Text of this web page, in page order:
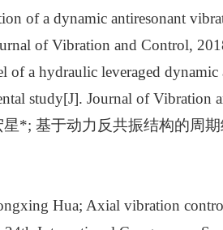
of a dynamic antiresonant
of Vibration and Control,
of a hydraulic leveraged
study[J]. Journal of
星*; 基于动力反共振结构的周
Hua; Axial vibration